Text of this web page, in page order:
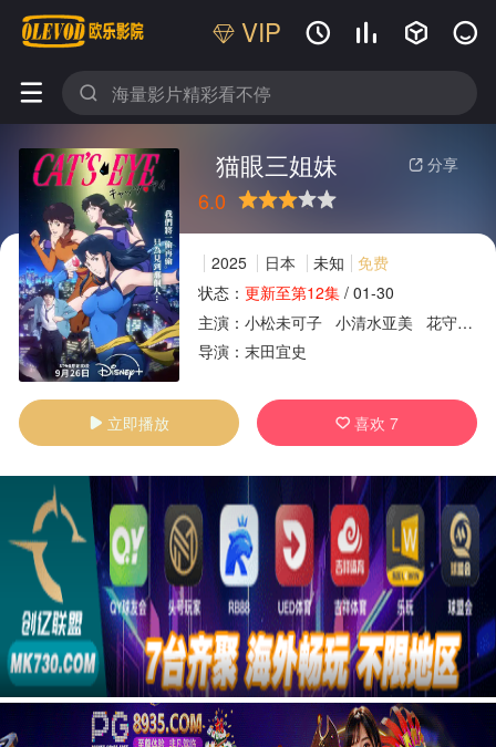
VIP    
 
 分享
猫眼三姐妹
6.0
很差较差 还行 推荐力荐
2025 日本 未知
免费
状态： 更新至第12集/ 01-30
主演： 小松未可子 小清水亚美
花守由美里
导演： 末田宜史
 立即播放  喜欢7
广告